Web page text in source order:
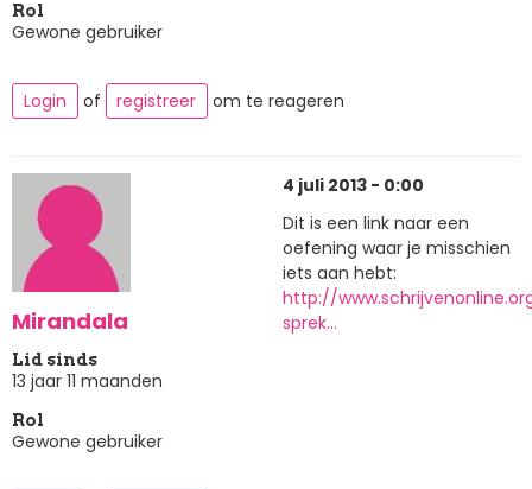
Rol
Gewone gebruiker
Login of registreer om te reageren
Mirandala
Lid sinds
13 jaar 11 maanden
Rol
Gewone gebruiker
4 juli 2013 - 0:00
Dit is een link naar een
oefening waar je misschien
iets aan hebt:
http://
sprek…